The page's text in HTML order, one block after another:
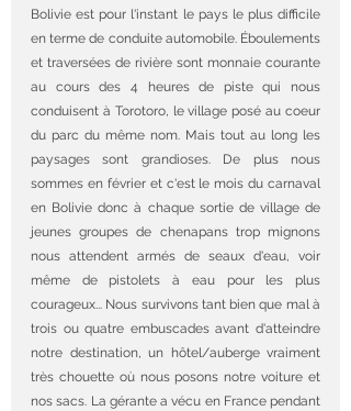
Bolivie est pour l'instant le pays le plus difficile
en terme de conduite automobile. Éboulements
et traversées de rivière sont monnaie courante
au cours des 4 heures de piste qui nous
conduisent à Torotoro, le village posé au coeur
du parc du même nom. Mais tout au long les
paysages sont grandioses. De plus nous
sommes en février et c'est le mois du carnaval
en Bolivie donc à chaque sortie de village de
jeunes groupes de chenapans trop mignons
nous attendent armés de seaux d'eau, voir
même de pistolets à eau pour les plus
courageux... Nous survivons tant bien que mal à
trois ou quatre embuscades avant d'atteindre
notre destination, un hôtel/auberge vraiment
très chouette où nous posons notre voiture et
nos sacs. La gérante a vécu en France pendant